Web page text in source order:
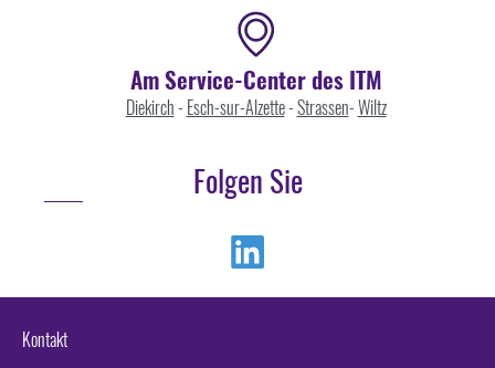
Am Service-Center des ITM
Diekirch- Esch-sur-Alzette-Strassen-Wiltz
Folgen Sie
Kontakt